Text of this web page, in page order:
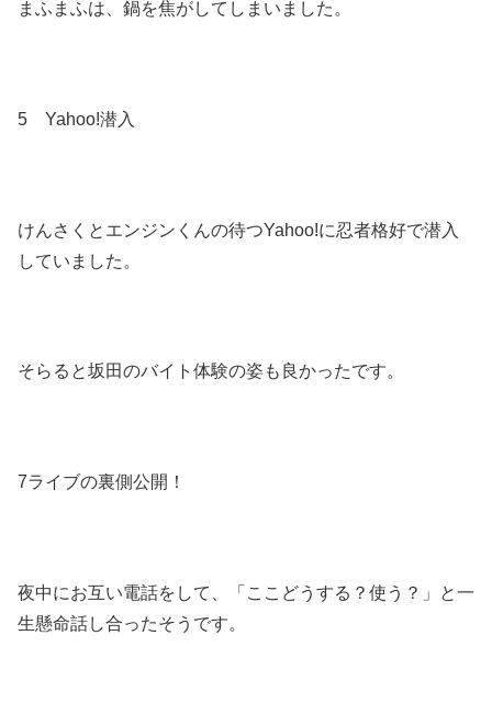
まふまふは、鍋を焦がしてしまいました。
5 Yahoo!潜入
けんさくとエンジンくんの待つYahoo!に忍者格好で潜入
していました。
そらると坂田のバイト体験の姿も良かったです。
7ライブの裏側公開！
夜中にお互い電話をして、「ここどうする？使う？」と一
生懸命話し合ったそうです。